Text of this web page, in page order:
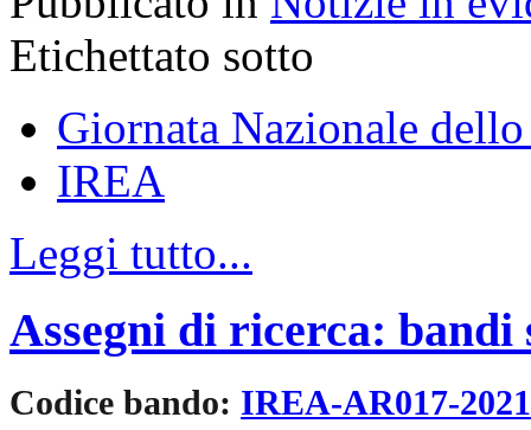
Etichettato sotto
Giornata Nazionale
IREA
Leggi tutto...
Assegni di ricerca: bandi
Codice bando: IREA-AR017-